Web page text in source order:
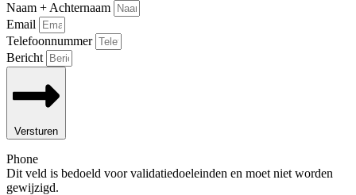
Naam + Achternaam
Email
Telefoonnummer
Bericht
Versturen
Phone
Dit veld is bedoeld voor validatiedoeleinden en moet niet worden
gewijzigd.